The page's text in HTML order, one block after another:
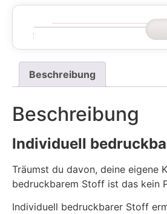
Beschreibung
Beschreibung
Individuell
Träumst du davon, deine eigene
bedruckbarem Stoff ist das kein
Individuell bedruckbarer Stoff